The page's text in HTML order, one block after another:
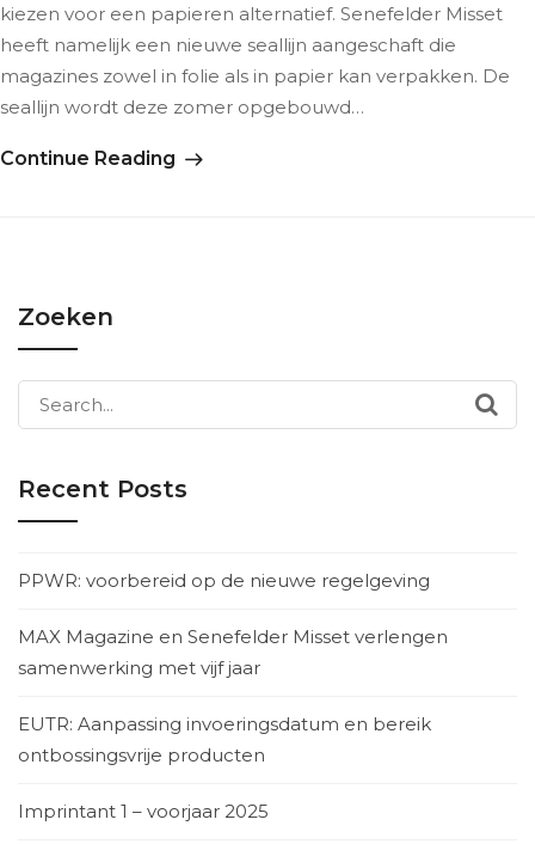
kiezen voor een papieren alternatief. Senefelder Misset
heeft namelijk een nieuwe seallijn aangeschaft die
magazines zowel in folie als in papier kan verpakken. De
seallijn wordt deze zomer opgebouwd…
Continue Reading
Zoeken
Search
for:
Recent Posts
PPWR: voorbereid op de nieuwe regelgeving
MAX Magazine en Senefelder Misset verlengen
samenwerking met vijf jaar
EUTR: Aanpassing invoeringsdatum en bereik
ontbossingsvrije producten
Imprintant 1 – voorjaar 2025